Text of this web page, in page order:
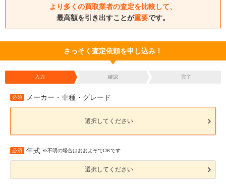
より多くの買取業者の査定を比較して、
最高額を引き出すことが重要です。
さっそく査定依頼を申し込み！
入力 確認 完了
必須 メーカー・車種・グレード
選択してください
必須 年式 ※不明の場合はおおよそでOKです
選択してください